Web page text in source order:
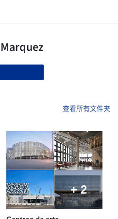
查看所有文件夹
+ 2